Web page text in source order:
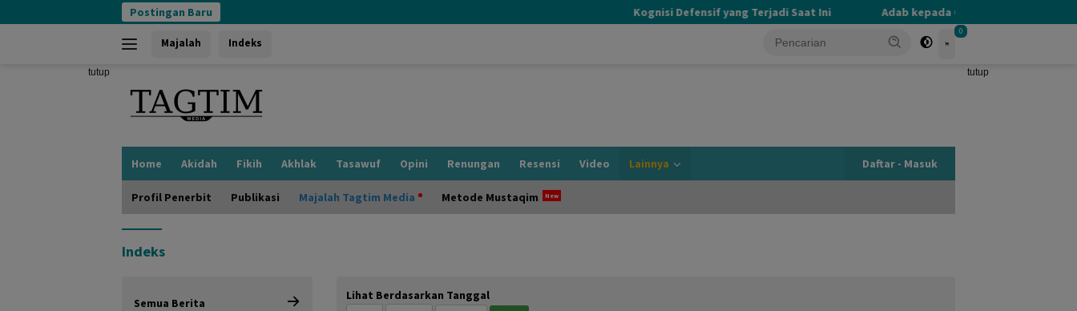
ke
Postingan Baru Kognisi Defensif yang Terjadi Saat Ini Adab kepada Guru yang Terlupakan
Majalah Indeks
0
tutup tutup
Home Akidah Fikih Akhlak Tasawuf Opini Renungan Resensi Video Lainnya Daftar - Masuk
Profil Penerbit Publikasi Majalah Tagtim Media Metode Mustaqim
Indeks
Semua Berita
Lihat Berdasarkan Tanggal